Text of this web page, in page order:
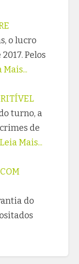
o lucro
Pelos
Mais...
turno, a
de
Leia Mais...
do